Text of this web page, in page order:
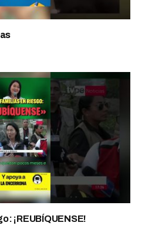
¡REUBÍQUENSE!